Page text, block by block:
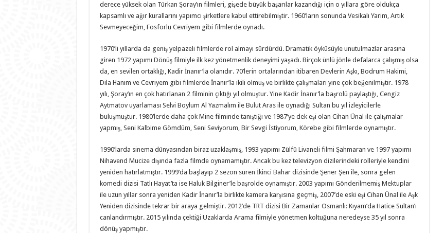
derece yüksek olan Türkan Şoray’ın filmleri, gişede büyük başarılar kazandığı için o yıllara göre oldukça
kapsamlı ve ağır kurallarını yapımcı şirketlere kabul ettirebilmiştir. 1960’ların sonunda Vesikalı Yarim, Artık
Sevmeyeceğim, Fosforlu Cevriyem gibi filmlerde oynadı.
1970’li yıllarda da geniş yelpazeli filmlerde rol almayı sürdürdü. Dramatik öyküsüyle unutulmazlar arasına
giren 1972 yapımı Dönüş filmiyle ilk kez yönetmenlik deneyimi yaşadı. Birçok ünlü jönle defalarca çalışmış olsa
da, en sevilen ortaklığı, Kadir İnanır’la olanıdır. 70’lerin ortalarından itibaren Devlerin Aşkı, Bodrum Hakimi,
Dila Hanım ve Cevriyem gibi filmlerde İnanır’la ikili olmuş ve birlikte çalışmaları yine çok beğenilmiştir. 1978
yılı, Şoray’ın en çok hatırlanan 2 filminin çıktığı yıl olmuştur. Yine Kadir İnanır’la başrolü paylaştığı, Cengiz
Aytmatov uyarlaması Selvi Boylum Al Yazmalım ile Bulut Aras ile oynadığı Sultan bu yıl izleyicilerle
buluşmuştur. 1980’lerde daha çok Mine filminde tanıştığı ve 1987’ye dek eşi olan Cihan Ünal ile çalışmalar
yapmış, Seni Kalbime Gömdüm, Seni Seviyorum, Bir Sevgi İstiyorum, Körebe gibi filmlerde oynamıştır.
1990’larda sinema dünyasından biraz uzaklaşmış, 1993 yapımı Zülfü Livaneli filmi Şahmaran ve 1997 yapımı
Nihavend Mucize dışında fazla filmde oynamamıştır. Ancak bu kez televizyon dizilerindeki rolleriyle kendini
yeniden hatırlatmıştır. 1999’da başlayıp 2 sezon süren İkinci Bahar dizisinde Şener Şen ile, sonra gelen
komedi dizisi Tatlı Hayat’ta ise Haluk Bilginer’le başrolde oynamıştır. 2003 yapımı Gönderilmemiş Mektuplar
ile uzun yıllar sonra yeniden Kadir İnanır’la birlikte kamera karşısına geçmiş, 2007’de eski eşi Cihan Ünal ile Aşk
Yeniden dizisinde tekrar bir araya gelmiştir. 2012’de TRT dizisi Bir Zamanlar Osmanlı: Kıyam’da Hatice Sultan’ı
canlandırmıştır. 2015 yılında çektiği Uzaklarda Arama filmiyle yönetmen koltuğuna neredeyse 35 yıl sonra
dönüş yapmıştır.